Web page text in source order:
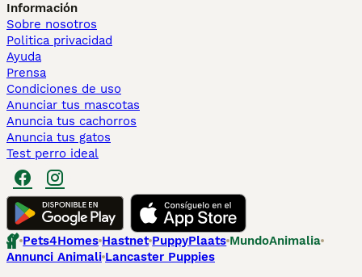
Información
Sobre nosotros
Politica privacidad
Ayuda
Prensa
Condiciones de uso
Anunciar tus mascotas
Anuncia tus cachorros
Anuncia tus gatos
Test perro ideal
Pets4Homes Hastnet PuppyPlaats MundoAnimalia
Annunci Animali Lancaster Puppies